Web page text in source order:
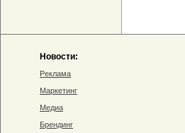
Новости:
Реклама
Маркетинг
Медиа
Брендинг